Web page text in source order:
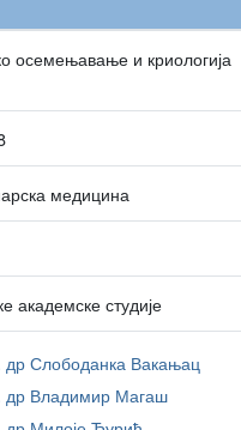
осемењавање и криологија
медицина
академске студије
Слободанка Вакањац
др Владимир Магаш